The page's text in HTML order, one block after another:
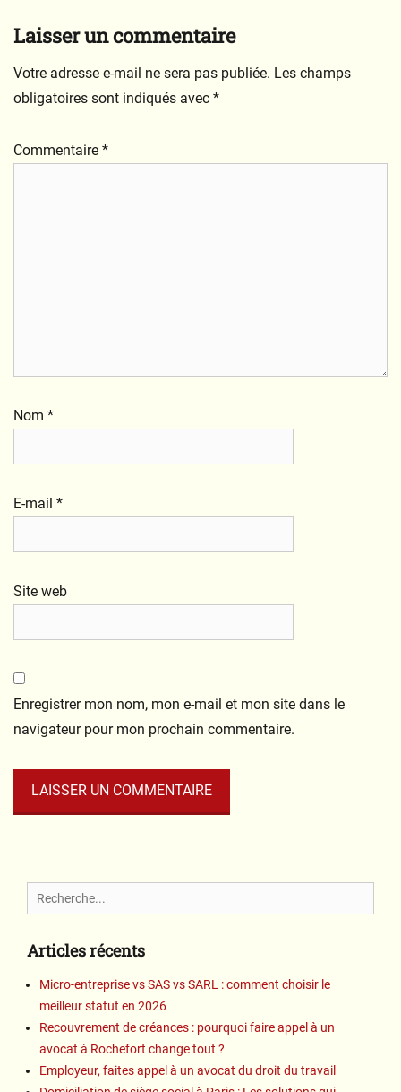
Laisser un commentaire
Votre adresse e-mail ne sera pas publiée. Les champs
obligatoires sont indiqués avec *
Commentaire *
Nom *
E-mail *
Site web
Enregistrer mon nom, mon e-mail et mon site dans le
navigateur pour mon prochain commentaire.
Search
for:
Articles récents
Micro-entreprise vs SAS vs SARL : comment choisir le
meilleur statut en 2026
Recouvrement de créances : pourquoi faire appel à un
avocat à Rochefort change tout ?
Employeur, faites appel à un avocat du droit du travail